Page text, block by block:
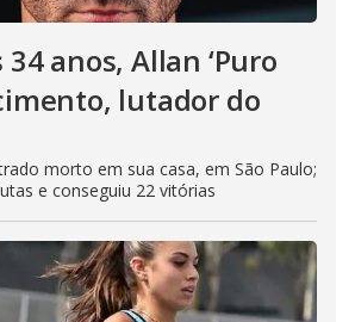
anos, Allan ‘Puro
lutador do
morto em sua casa, em São Paulo;
e conseguiu 22 vitórias